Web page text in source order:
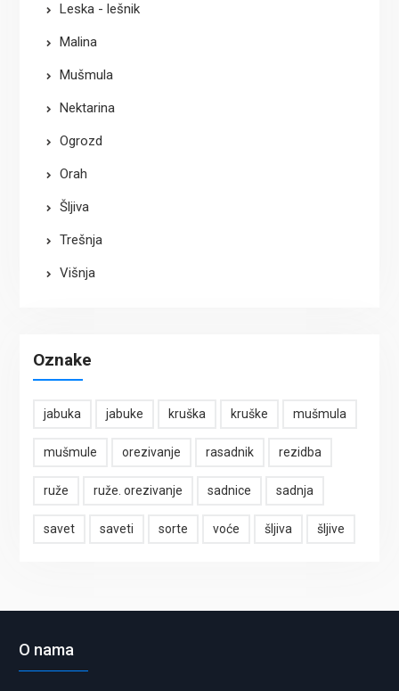
Leska - lešnik
Malina
Mušmula
Nektarina
Ogrozd
Orah
Šljiva
Trešnja
Višnja
Oznake
jabuka jabuke kruška kruške mušmula
mušmule orezivanje rasadnik rezidba
ruže ruže. orezivanje sadnice sadnja
savet saveti sorte voće šljiva šljive
O nama